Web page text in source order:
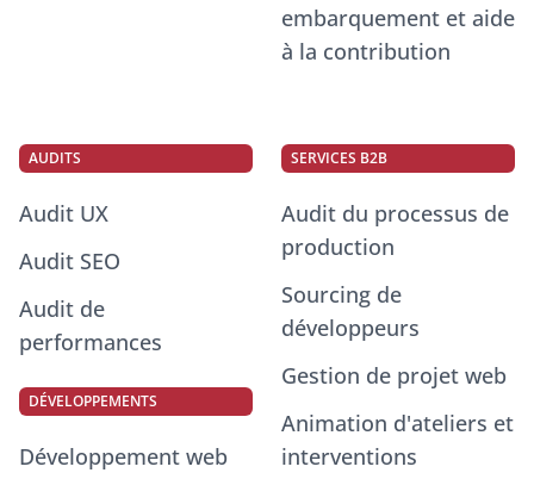
embarquement et aide
à la contribution
AUDITS
Audit UX
Audit SEO
Audit de
performances
DÉVELOPPEMENTS
Développement web
SERVICES B2B
Audit du processus de
production
Sourcing de
développeurs
Gestion de projet web
Animation d'ateliers et
interventions